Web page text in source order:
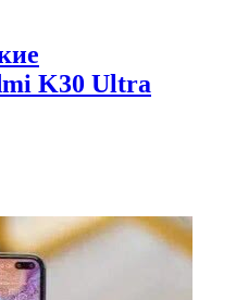
K30 Ultra